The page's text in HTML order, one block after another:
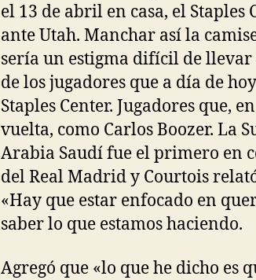
el 13 de abril en casa, el Staples
ante Utah. Manchar así la
sería un estigma difícil de
de los jugadores que a día de
Staples Center. Jugadores que,
vuelta, como Carlos Boozer. La
Arabia Saudí fue el primero en
del Real Madrid y Courtois
«Hay que estar enfocado en
saber lo que estamos haciendo.
Agregó que «lo que he dicho es